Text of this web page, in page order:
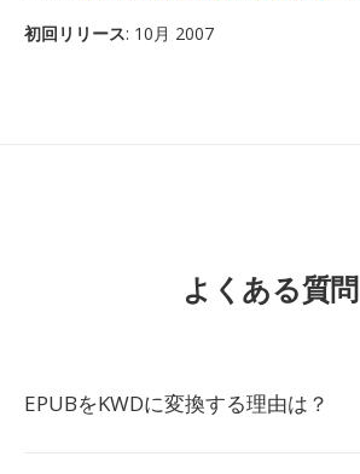
初回リリース: 10月 2007
よくある質問
EPUBをKWDに変換する理由は？